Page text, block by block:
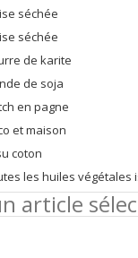
séchée
séchée
de karite
de soja
en pagne
et maison
coton
les huiles végétales issues de
article